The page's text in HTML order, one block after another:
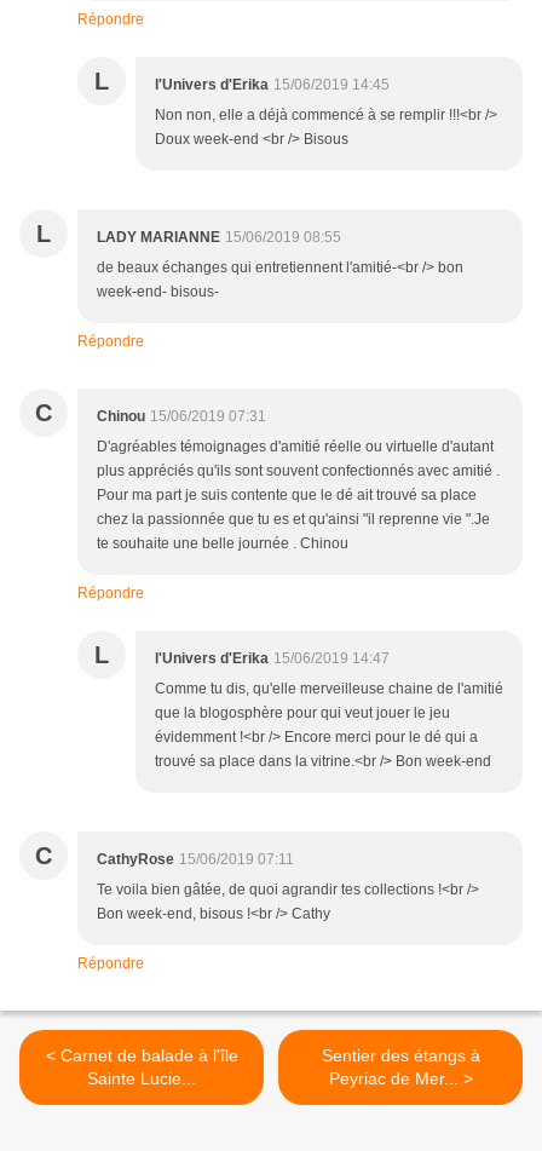
Répondre
L l'Univers d'Erika 15/06/2019 14:45
Non non, elle a déjà commencé à se remplir !!!<br />
Doux week-end <br /> Bisous
L LADY MARIANNE 15/06/2019 08:55
de beaux échanges qui entretiennent l'amitié-<br /> bon
week-end- bisous-
Répondre
C Chinou 15/06/2019 07:31
D'agréables témoignages d'amitié réelle ou virtuelle d'autant
plus appréciés qu'ils sont souvent confectionnés avec amitié .
Pour ma part je suis contente que le dé ait trouvé sa place
chez la passionnée que tu es et qu'ainsi "il reprenne vie ".Je
te souhaite une belle journée . Chinou
Répondre
L l'Univers d'Erika 15/06/2019 14:47
Comme tu dis, qu'elle merveilleuse chaine de l'amitié
que la blogosphère pour qui veut jouer le jeu
évidemment !<br /> Encore merci pour le dé qui a
trouvé sa place dans la vitrine.<br /> Bon week-end
C CathyRose 15/06/2019 07:11
Te voila bien gâtée, de quoi agrandir tes collections !<br />
Bon week-end, bisous !<br /> Cathy
Répondre
< Carnet de balade à l'île
Sainte Lucie...
Sentier des étangs à
Peyriac de Mer... >